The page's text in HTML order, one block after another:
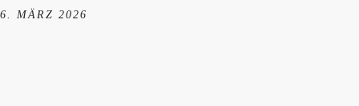
6. MÄRZ 2026